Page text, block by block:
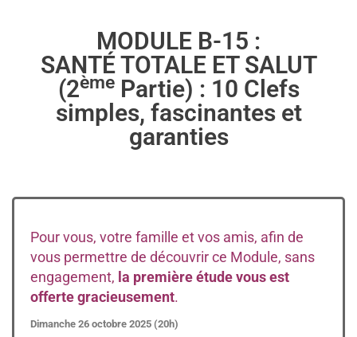
MODULE B-15 :
SANTÉ TOTALE ET SALUT
(2èmePartie) : 10 Clefs
simples, fascinantes et
garanties
Pour vous, votre famille et vos amis, afin de
vous permettre de découvrir ce Module, sans
engagement, la première étude vous est
offerte gracieusement.
Dimanche 26 octobre 2025 (20h)